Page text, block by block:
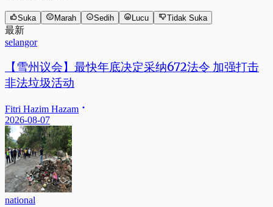
Suka Marah Sedih Lucu Tidak Suka
最新
selangor
【雪州议会】最快年底决定采纳672法令 加强打击
非法垃圾活动
Fitri Hazim Hazam
2026-08-07
national